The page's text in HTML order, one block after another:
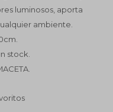
luminosos, aporta
ambiente.
stock.